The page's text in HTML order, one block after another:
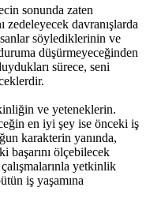
sonunda zaten
davranışlarda
söylediklerinin ve
düşürmeyeceğinden
sürece, seni
ve yeteneklerin.
en iyi şey ise önceki iş
karakterin yanında,
başarını ölçebilecek
yetkinlik
iş yaşamına